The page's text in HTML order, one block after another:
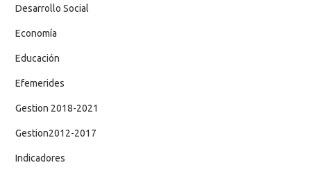
Desarrollo Social
Economía
Educación
Efemerides
Gestion 2018-2021
Gestion2012-2017
Indicadores